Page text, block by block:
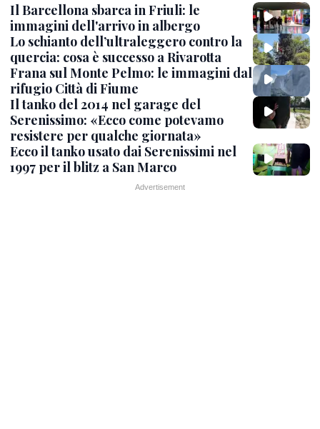
Il Barcellona sbarca in Friuli: le
immagini dell'arrivo in albergo
Lo schianto dell’ultraleggero contro la
quercia: cosa è successo a Rivarotta
Frana sul Monte Pelmo: le immagini dal
rifugio Città di Fiume
Il tanko del 2014 nel garage del
Serenissimo: «Ecco come potevamo
resistere per qualche giornata»
Ecco il tanko usato dai Serenissimi nel
1997 per il blitz a San Marco